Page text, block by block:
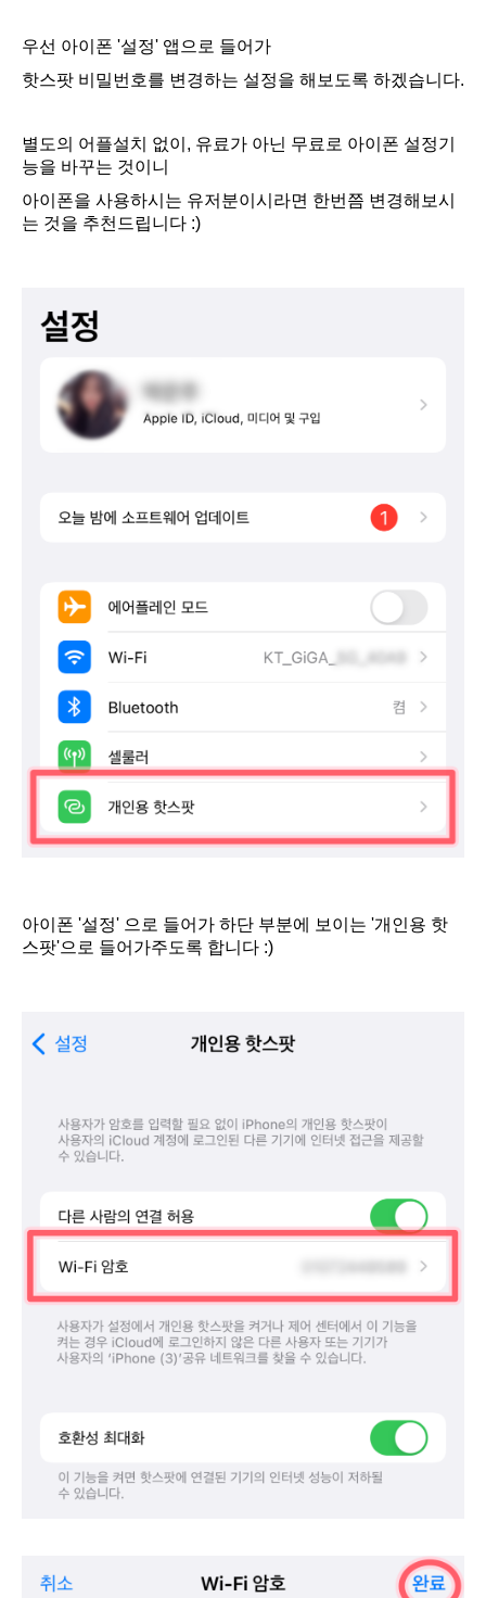
우선 아이폰 '설정' 앱으로 들어가
핫스팟 비밀번호를 변경하는 설정을 해보도록 하겠습니다.
별도의 어플설치 없이, 유료가 아닌 무료로 아이폰 설정기
능을 바꾸는 것이니
아이폰을 사용하시는 유저분이시라면 한번쯤 변경해보시
는 것을 추천드립니다 :)
아이폰 '설정' 으로 들어가 하단 부분에 보이는 '개인용 핫
스팟'으로 들어가주도록 합니다 :)